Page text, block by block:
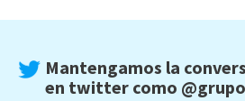
Mantengamos la
en twitter como